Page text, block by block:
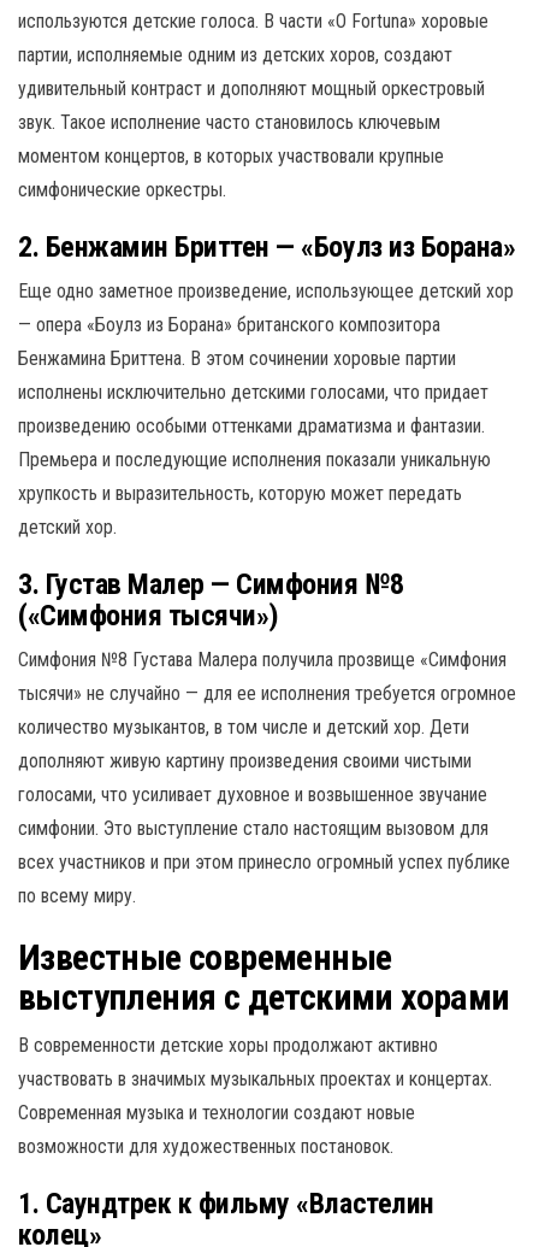
используются детские голоса. В части «O Fortuna» хоровые
партии, исполняемые одним из детских хоров, создают
удивительный контраст и дополняют мощный оркестровый
звук. Такое исполнение часто становилось ключевым
моментом концертов, в которых участвовали крупные
симфонические оркестры.
2. Бенжамин Бриттен — «Боулз из Борана»
Еще одно заметное произведение, использующее детский хор
— опера «Боулз из Борана» британского композитора
Бенжамина Бриттена. В этом сочинении хоровые партии
исполнены исключительно детскими голосами, что придает
произведению особыми оттенками драматизма и фантазии.
Премьера и последующие исполнения показали уникальную
хрупкость и выразительность, которую может передать
детский хор.
3. Густав Малер — Симфония №8
(«Симфония тысячи»)
Симфония №8 Густава Малера получила прозвище «Симфония
тысячи» не случайно — для ее исполнения требуется огромное
количество музыкантов, в том числе и детский хор. Дети
дополняют живую картину произведения своими чистыми
голосами, что усиливает духовное и возвышенное звучание
симфонии. Это выступление стало настоящим вызовом для
всех участников и при этом принесло огромный успех публике
по всему миру.
Известные современные
выступления с детскими хорами
В современности детские хоры продолжают активно
участвовать в значимых музыкальных проектах и концертах.
Современная музыка и технологии создают новые
возможности для художественных постановок.
1. Саундтрек к фильму «Властелин
колец»